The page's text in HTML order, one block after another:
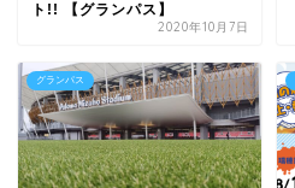
ト!! 【グランパス】
2020年10月7日
グランパス